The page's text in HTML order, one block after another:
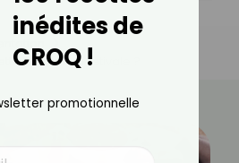
En Version Estivale ?
inédites de
CROQ !
promotionnelle